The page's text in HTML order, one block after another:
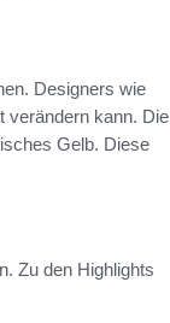
Designers wie
verändern kann. Die
Gelb. Diese
Zu den Highlights